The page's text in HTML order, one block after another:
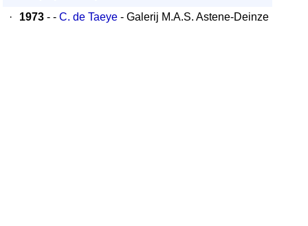
·
1973 - - C. de Taeye - Galerij M.A.S. Astene-Deinze